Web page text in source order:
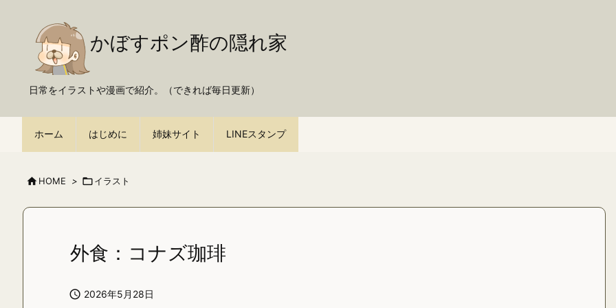
かぼすポン酢の隠れ家
日常をイラストや漫画で紹介。（できれば毎日更新）
ホーム はじめに 姉妹サイト LINEスタンプ
 HOME > イラスト
外食：コナズ珈琲
 2026年5月28日